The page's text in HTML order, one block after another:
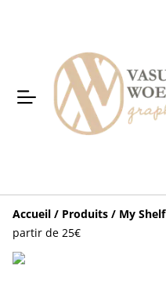
Accueil / Produits / My Shelf
partir de 25€